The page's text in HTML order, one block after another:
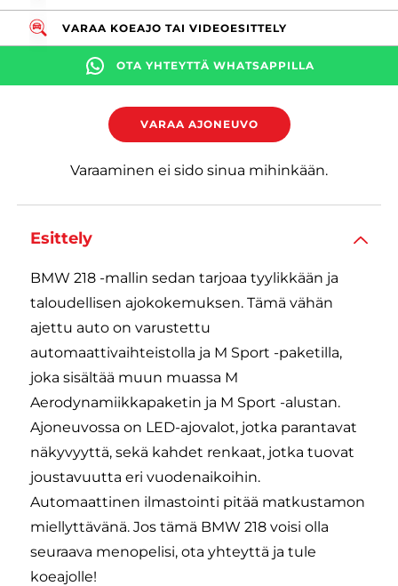
VARAA KOEAJO TAI VIDEOESITTELY
OTA YHTEYTTÄ WHATSAPPILLA
VARAA AJONEUVO
Varaaminen ei sido sinua mihinkään.
Esittely
BMW 218 -mallin sedan tarjoaa tyylikkään ja
taloudellisen ajokokemuksen. Tämä vähän
ajettu auto on varustettu
automaattivaihteistolla ja M Sport -paketilla,
joka sisältää muun muassa M
Aerodynamiikkapaketin ja M Sport -alustan.
Ajoneuvossa on LED-ajovalot, jotka parantavat
näkyvyyttä, sekä kahdet renkaat, jotka tuovat
joustavuutta eri vuodenaikoihin.
Automaattinen ilmastointi pitää matkustamon
miellyttävänä. Jos tämä BMW 218 voisi olla
seuraava menopelisi, ota yhteyttä ja tule
koeajolle!